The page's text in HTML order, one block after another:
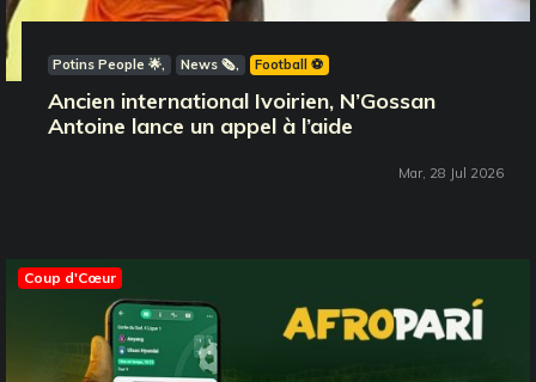
Potins People 🌟 News 🗞️ Football ⚽️
Ancien international Ivoirien, N’Gossan
Antoine lance un appel à l’aide
Mar, 28 Jul 2026
Coup d'Cœur